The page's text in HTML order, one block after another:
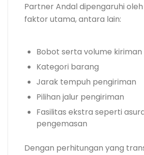
Partner Andal dipengaruhi
faktor utama, antara lain:
Bobot serta volume kiriman
Kategori barang
Jarak tempuh pengiriman
Pilihan jalur pengiriman
Fasilitas ekstra seperti
pengemasan
Dengan perhitungan yang